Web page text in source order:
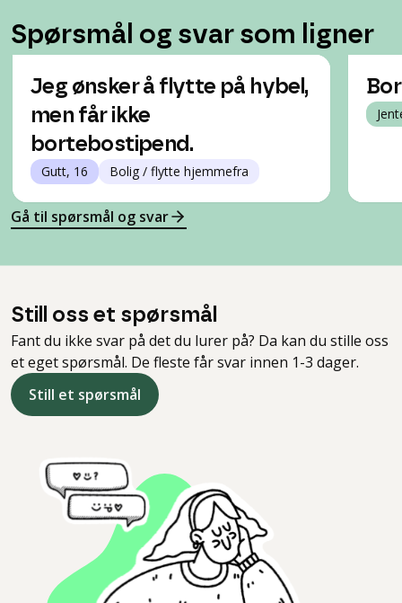
Spørsmål og svar som ligner
Jeg ønsker å flytte på hybel,
men får ikke
bortebostipend.
Gutt, 16 Bolig / flytte hjemmefra
Gå til spørsmål og svar
Still oss et spørsmål
Fant du ikke svar på det du lurer på? Da kan du stille oss
et eget spørsmål. De fleste får svar innen 1-3 dager.
Still et spørsmål